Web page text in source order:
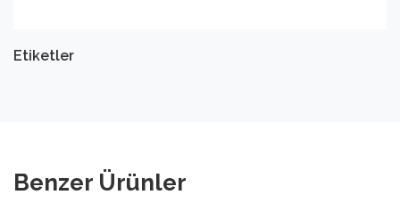
Etiketler
Benzer Ürünler